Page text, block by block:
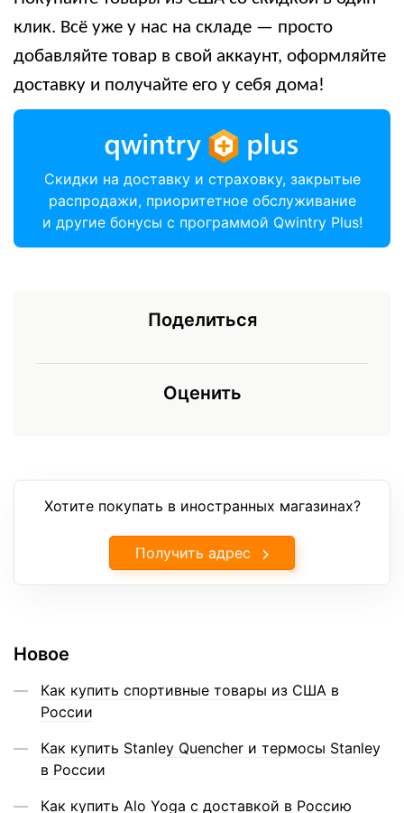
клик. Всё уже у нас на складе — просто
добавляйте товар в свой аккаунт, оформляйте
доставку и получайте его у себя дома!
Скидки на доставку и страховку, закрытые
распродажи, приоритетное обслуживание
и другие бонусы с программой Qwintry Plus!
Поделиться
Оценить
Хотите покупать в иностранных магазинах?
Получить адрес
Новое
Как купить спортивные товары из США в
России
Как купить Stanley Quencher и термосы Stanley
в России
Как купить Alo Yoga с доставкой в Россию